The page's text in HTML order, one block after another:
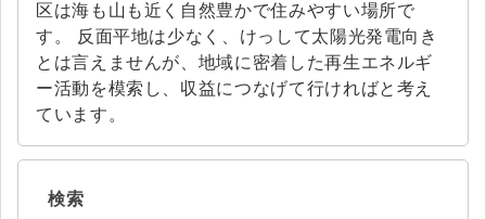
区は海も山も近く自然豊かで住みやすい場所で
す。 反面平地は少なく、けっして太陽光発電向き
とは言えませんが、地域に密着した再生エネルギ
ー活動を模索し、収益につなげて行ければと考え
ています。
検索